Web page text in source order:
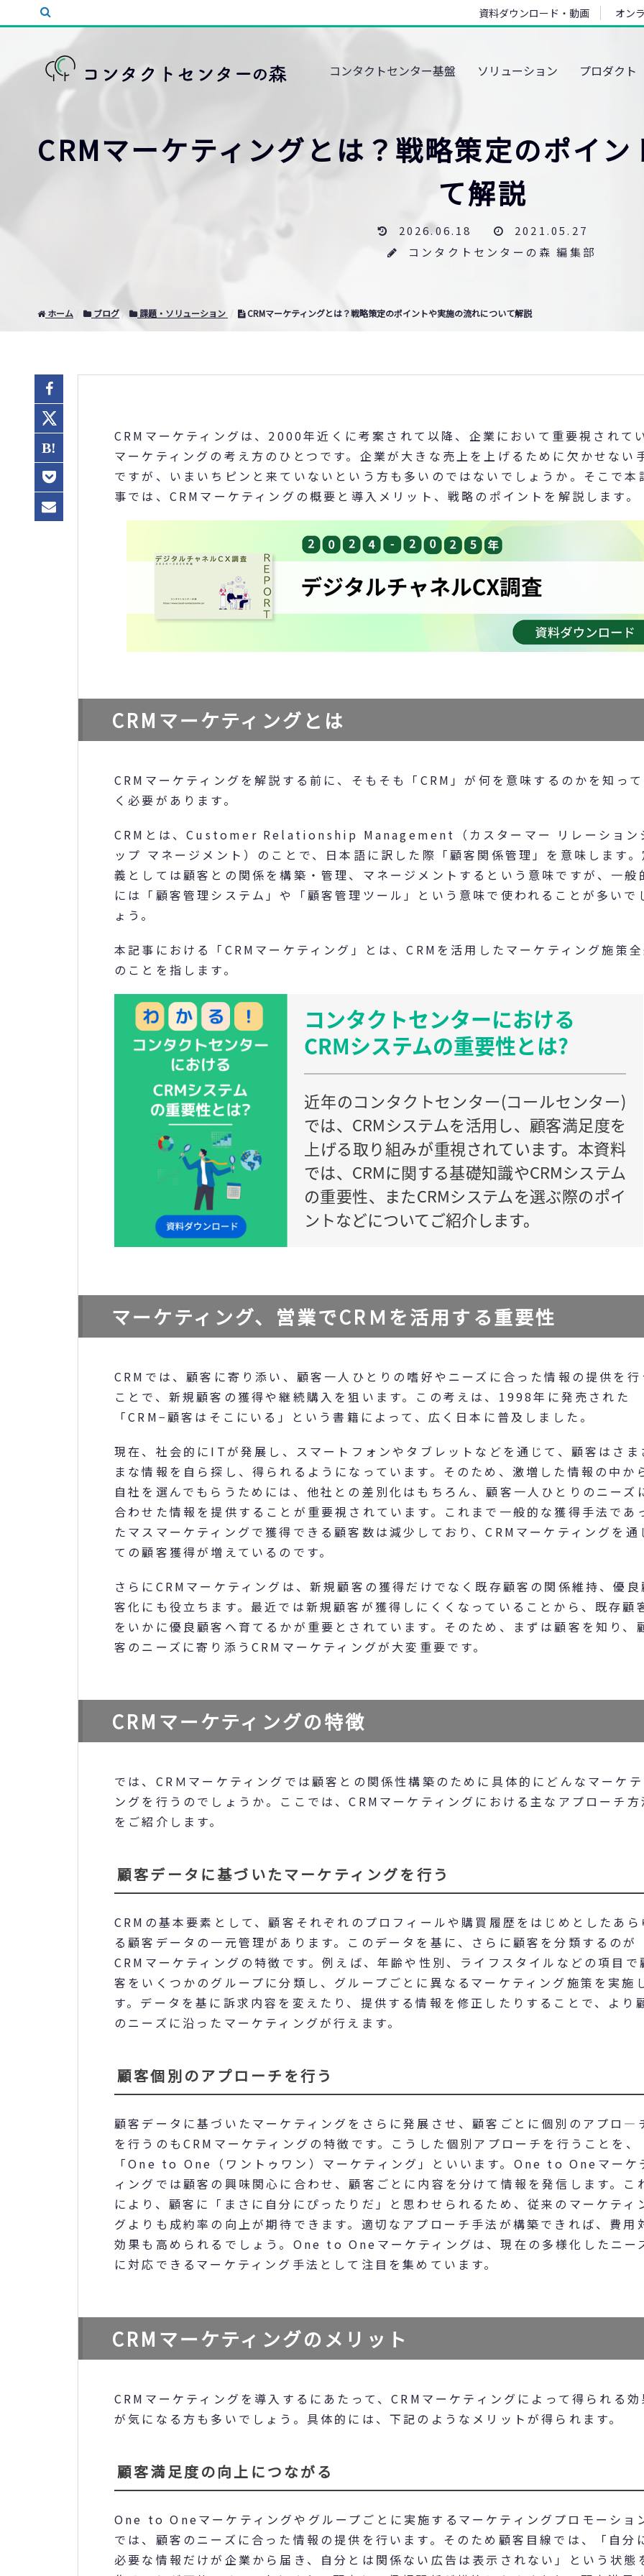
資料ダウンロード・動画 オン
コンタクトセンター基盤 ソリューション プロダクト
CRMマーケティングとは？戦略策定のポイ
て解説
2026.06.18
2021.05.27
コンタクトセンターの森 編集部
ホーム ブログ 課題・ソリューション CRMマーケティングとは？戦略策定のポイントや実施の流れについて解説
CRMマーケティングは、2000年近くに考案されて以降、企業において重要視されて
マーケティングの考え方のひとつです。企業が大きな売上を上げるために欠かせない
ですが、いまいちピンと来ていないという方も多いのではないでしょうか。そこで本
事では、CRMマーケティングの概要と導入メリット、戦略のポイントを解説します。
CRMマーケティングとは
CRMマーケティングを解説する前に、そもそも「CRM」が何を意味するのかを知って
く必要があります。
CRMとは、Customer Relationship Management（カスターマー リレーション
ップ マネージメント）のことで、日本語に訳した際「顧客関係管理」を意味します。
義としては顧客との関係を構築・管理、マネージメントするという意味ですが、一般
には「顧客管理システム」や「顧客管理ツール」という意味で使われることが多いで
ょう。
本記事における「CRMマーケティング」とは、CRMを活用したマーケティング施策
のことを指します。
マーケティング、営業でCRＭを活用する重要性
CRMでは、顧客に寄り添い、顧客一人ひとりの嗜好やニーズに合った情報の提供を行
ことで、新規顧客の獲得や継続購入を狙います。この考えは、1998年に発売された
「CRM−顧客はそこにいる」という書籍によって、広く日本に普及しました。
現在、社会的にITが発展し、スマートフォンやタブレットなどを通じて、顧客はさま
まな情報を自ら探し、得られるようになっています。そのため、激増した情報の中か
自社を選んでもらうためには、他社との差別化はもちろん、顧客一人ひとりのニーズ
合わせた情報を提供することが重要視されています。これまで一般的な獲得手法であ
たマスマーケティングで獲得できる顧客数は減少しており、CRMマーケティングを通
ての顧客獲得が増えているのです。
さらにCRMマーケティングは、新規顧客の獲得だけでなく既存顧客の関係維持、優良
客化にも役立ちます。最近では新規顧客が獲得しにくくなっていることから、既存顧
をいかに優良顧客へ育てるかが重要とされています。そのため、まずは顧客を知り、
客のニーズに寄り添うCRMマーケティングが大変重要です。
CRMマーケティングの特徴
では、CRＭマーケティングでは顧客との関係性構築のために具体的にどんなマーケテ
ングを行うのでしょうか。ここでは、CRMマーケティングにおける主なアプローチ方
をご紹介します。
顧客データに基づいたマーケティングを行う
CRMの基本要素として、顧客それぞれのプロフィールや購買履歴をはじめとしたあら
る顧客データの一元管理があります。このデータを基に、さらに顧客を分類するのが
CRMマーケティングの特徴です。例えば、年齢や性別、ライフスタイルなどの項目で
客をいくつかのグループに分類し、グループごとに異なるマーケティング施策を実施
す。データを基に訴求内容を変えたり、提供する情報を修正したりすることで、より
のニーズに沿ったマーケティングが行えます。
顧客個別のアプローチを行う
顧客データに基づいたマーケティングをさらに発展させ、顧客ごとに個別のアプロ―
を行うのもCRMマーケティングの特徴です。こうした個別アプローチを行うことを、
「One to One（ワントゥワン）マーケティング」といいます。One to Oneマーケ
ィングでは顧客の興味関心に合わせ、顧客ごとに内容を分けて情報を発信します。こ
により、顧客に「まさに自分にぴったりだ」と思わせられるため、従来のマーケティ
グよりも成約率の向上が期待できます。適切なアプローチ手法が構築できれば、費用
効果も高められるでしょう。One to Oneマーケティングは、現在の多様化したニー
に対応できるマーケティング手法として注目を集めています。
CRMマーケティングのメリット
CRMマーケティングを導入するにあたって、CRMマーケティングによって得られる効
が気になる方も多いでしょう。具体的には、下記のようなメリットが得られます。
顧客満足度の向上につながる
One to Oneマーケティングやグループごとに実施するマーケティングプロモーショ
では、顧客のニーズに合った情報の提供を行います。そのため顧客目線では、「自分
必要な情報だけが企業から届き、自分とは関係ない広告は表示されない」という状態